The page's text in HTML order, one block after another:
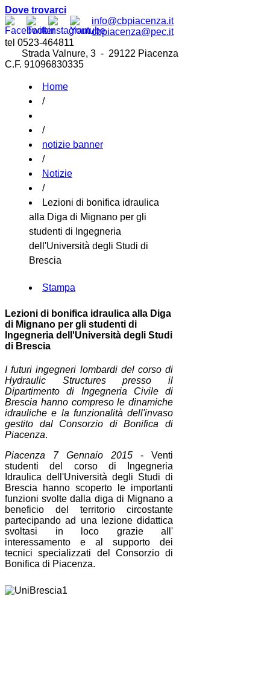
Dove trovarci
info@cbpiacenza.it
cbpiacenza@pec.it
tel 0523-464811
Strada Valnure, 3 - 29122 Piacenza
C.F. 91096830335
Home
/
/
notizie banner
/
Notizie
/
Lezioni di bonifica idraulica
alla Diga di Mignano per gli
studenti di Ingegneria
dell'Università degli Studi di
Brescia
Stampa
Lezioni di bonifica idraulica alla Diga
di Mignano per gli studenti di
Ingegneria dell'Università degli Studi
di Brescia
I futuri ingegneri lombardi del corso di
Hydraulic Structures presso il
Dipartimento di Ingegneria Civile di
Brescia hanno compreso le dinamiche
idrauliche e la funzionalità dell'invaso
gestito dal Consorzio di Bonifica di
Piacenza.
Piacenza 7 Gennaio 2015 - Venti
studenti del corso di Ingegneria
Idraulica dell'Università degli Studi di
Brescia hanno scoperto le importanti
funzioni svolte dalla diga di Mignano a
beneficio del territorio circostante
partecipando ad una lezione didattica
svoltasi in loco grazie all'
interessamento e al supporto dei
tecnici specializzati del Consorzio di
Bonifica di Piacenza.